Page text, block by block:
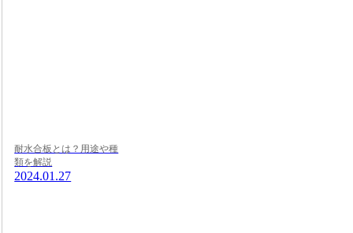
耐水合板とは？用途や種
類を解説
2024.01.27